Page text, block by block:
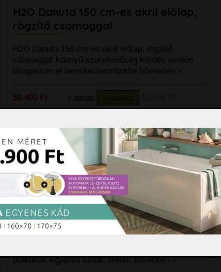
H2O Danuta 150 cm-es akril előlap,
rögzítő csomaggal
H2O Danuta 150 cm-es akril előlap, rögzítő
csomaggal Könnyű szerelhetőség Kérdés esetén
látogasson el bemutatótermünkbe bővebben »
50.400 Ft darab
H2O Danuta 160x70 cm egyenes akril
kád
praktikus egyenes kádat. Méret:bővebben »